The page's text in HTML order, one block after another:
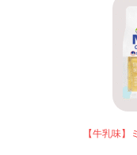
【牛乳味